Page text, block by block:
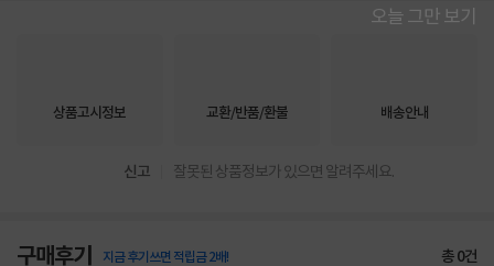
오늘 그만 보기
상품고시정보 교환/반품/환불 배송안내
신고 잘못된 상품정보가 있으면 알려주세요.
구매후기 지금 후기쓰면 적립금 2배! 총0건